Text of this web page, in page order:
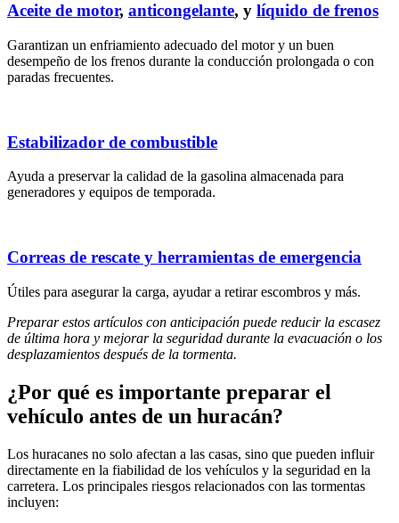
Aceite de motor, anticongelante, y líquido de frenos
Garantizan un enfriamiento adecuado del motor y un buen
desempeño de los frenos durante la conducción prolongada o con
paradas frecuentes.
Estabilizador de combustible
Ayuda a preservar la calidad de la gasolina almacenada para
generadores y equipos de temporada.
Correas de rescate y herramientas de emergencia
Útiles para asegurar la carga, ayudar a retirar escombros y más.
Preparar estos artículos con anticipación puede reducir la escasez
de última hora y mejorar la seguridad durante la evacuación o los
desplazamientos después de la tormenta.
¿Por qué es importante preparar el
vehículo antes de un huracán?
Los huracanes no solo afectan a las casas, sino que pueden influir
directamente en la fiabilidad de los vehículos y la seguridad en la
carretera. Los principales riesgos relacionados con las tormentas
incluyen: